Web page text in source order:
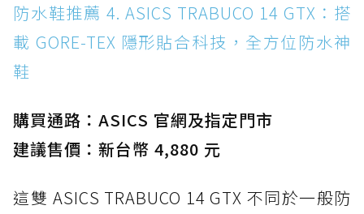
防水鞋推薦 4. ASICS TRABUCO 14 GTX：搭
載 GORE-TEX 隱形貼合科技，全方位防水神
鞋
購買通路：ASICS 官網及指定門市
建議售價：新台幣 4,880 元
這雙 ASICS TRABUCO 14 GTX 不同於一般防